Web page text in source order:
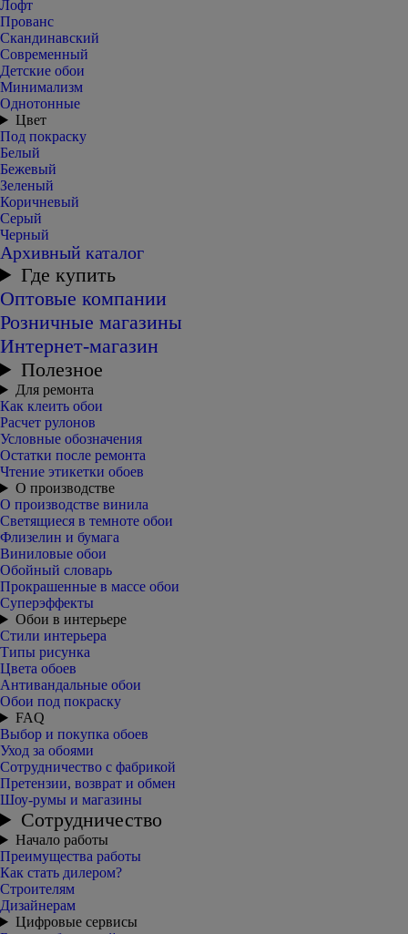
Лофт
Прованс
Скандинавский
Современный
Детские обои
Минимализм
Однотонные
Цвет
Под покраску
Белый
Бежевый
Зеленый
Коричневый
Серый
Черный
Архивный каталог
Где купить
Оптовые компании
Розничные магазины
Интернет-магазин
Полезное
Для ремонта
Как клеить обои
Расчет рулонов
Условные обозначения
Остатки после ремонта
Чтение этикетки обоев
О производстве
О производстве винила
Светящиеся в темноте обои
Флизелин и бумага
Виниловые обои
Обойный словарь
Прокрашенные в массе обои
Суперэффекты
Обои в интерьере
Стили интерьера
Типы рисунка
Цвета обоев
Антивандальные обои
Обои под покраску
FAQ
Выбор и покупка обоев
Уход за обоями
Сотрудничество с фабрикой
Претензии, возврат и обмен
Шоу-румы и магазины
Сотрудничество
Начало работы
Преимущества работы
Как стать дилером?
Строителям
Дизайнерам
Цифровые сервисы